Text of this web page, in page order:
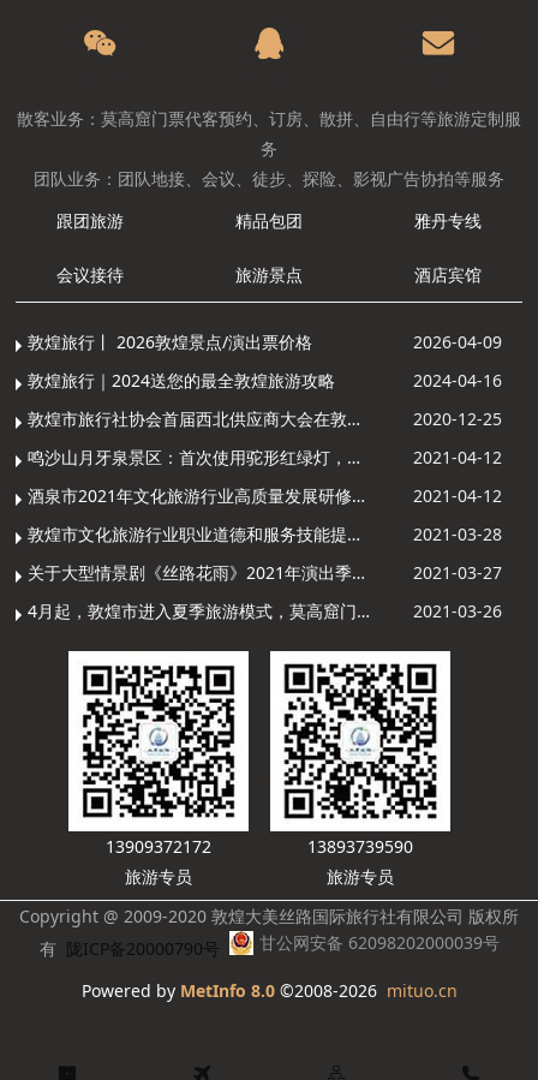
散客业务：莫高窟门票代客预约、订房、散拼、自由行等旅游定制服
务
团队业务：团队地接、会议、徒步、探险、影视广告协拍等服务
跟团旅游
精品包团 雅丹专线
会议接待 旅游景点 酒店宾馆
敦煌旅行丨 2026敦煌景点/演出票价格
2026-04-09
敦煌旅行｜2024送您的最全敦煌旅游攻略
2024-04-16
敦煌市旅行社协会首届西北供应商大会在敦煌召开
2020-12-25
鸣沙山月牙泉景区：首次使用驼形红绿灯，骆驼“看驼灯绿了”走起来
2021-04-12
酒泉市2021年文化旅游行业高质量发展研修提升培训班敦煌分训点开班
2021-04-12
敦煌市文化旅游行业职业道德和服务技能提升导游专项培训成功举办
2021-03-28
关于大型情景剧《丝路花雨》2021年演出季开演的通知
2021-03-27
4月起，敦煌市进入夏季旅游模式，莫高窟门票价格调整
2021-03-26
13909372172
旅游专员
13893739590
旅游专员
Copyright @ 2009-2020 敦煌大美丝路国际旅行社有限公司 版权所
有 陇ICP备20000790号 甘公网安备 62098202000039号
Powered by MetInfo 8.0©2008-2026 mituo.cn